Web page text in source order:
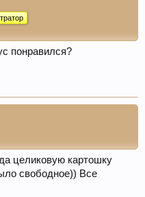
понравился?
целиковую картошку
свободное)) Все